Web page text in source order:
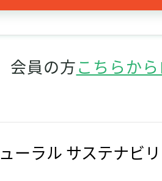
会員の方こちらか
ーラル サステナビ